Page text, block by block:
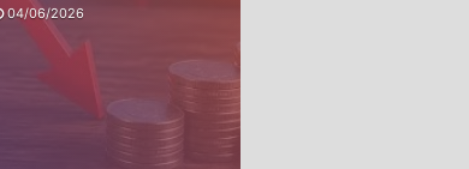
04/06/2026